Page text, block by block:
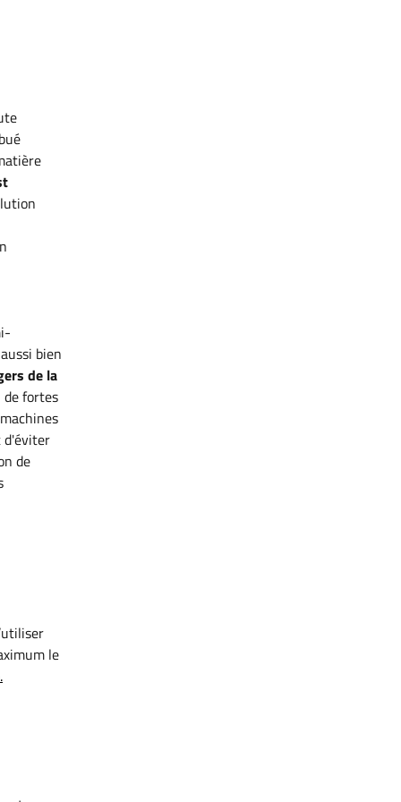
aussi bien
de la
fortes
d'éviter
de
le